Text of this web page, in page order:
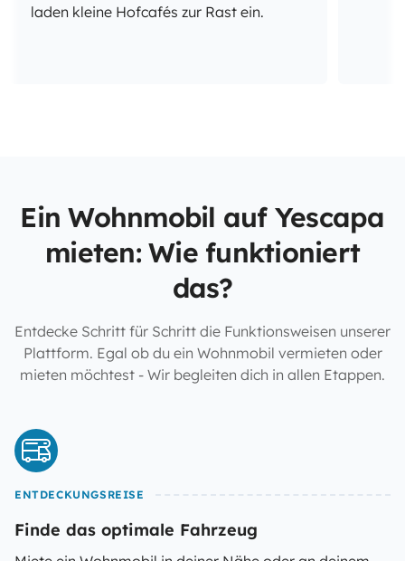
laden kleine Hofcafés zur Rast ein.
Ein Wohnmobil auf Yescapa
mieten: Wie funktioniert
das?
Entdecke Schritt für Schritt die Funktionsweisen unserer
Plattform. Egal ob du ein Wohnmobil vermieten oder
mieten möchtest - Wir begleiten dich in allen Etappen.
ENTDECKUNGSREISE
Finde das optimale Fahrzeug